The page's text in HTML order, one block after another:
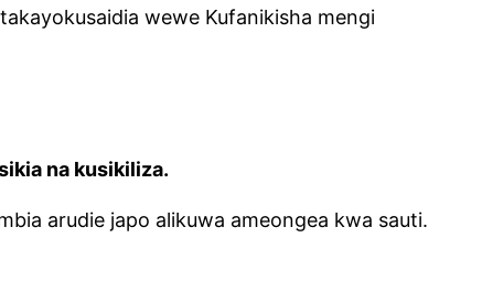
wewe Kufanikisha mengi
na kusikiliza.
arudie japo alikuwa ameongea kwa sauti.